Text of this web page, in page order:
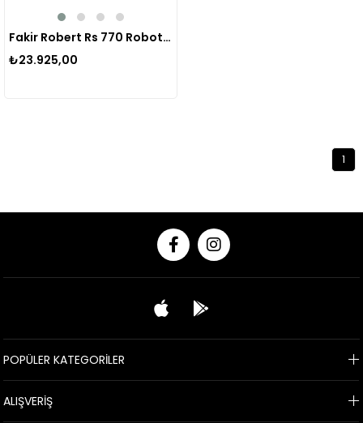
Fakir Robert Rs 770 Robot Süpürge
₺23.925,00
1
POPÜLER KATEGORİLER
ALIŞVERİŞ